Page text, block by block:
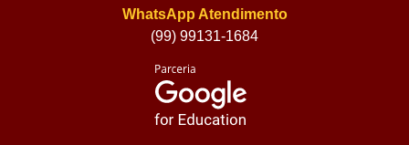
WhatsApp Atendimento
(99) 99131-1684